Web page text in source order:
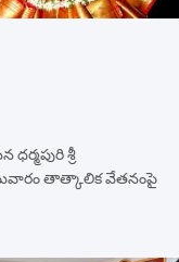
ధర్మపురి శ్రీ
తాత్కాలిక వేతనంపై